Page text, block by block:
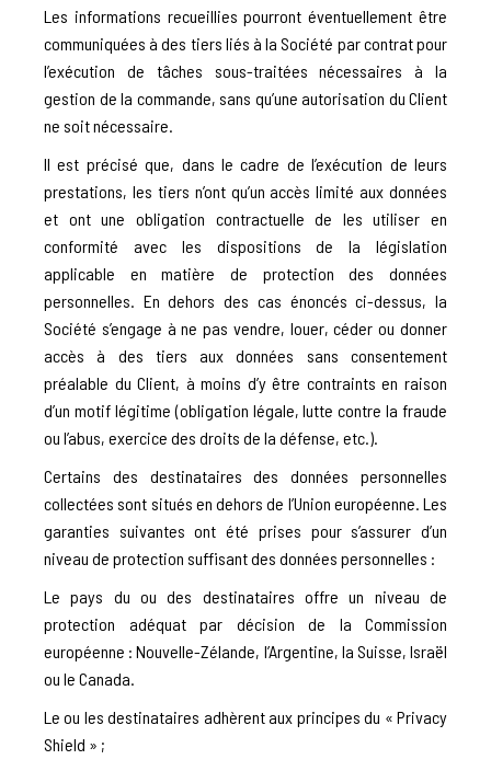
Les informations recueillies pourront éventuellement être
communiquées à des tiers liés à la Société par contrat pour
l’exécution de tâches sous-traitées nécessaires à la
gestion de la commande, sans qu’une autorisation du Client
ne soit nécessaire.
Il est précisé que, dans le cadre de l’exécution de leurs
prestations, les tiers n’ont qu’un accès limité aux données
et ont une obligation contractuelle de les utiliser en
conformité avec les dispositions de la législation
applicable en matière de protection des données
personnelles. En dehors des cas énoncés ci-dessus, la
Société s’engage à ne pas vendre, louer, céder ou donner
accès à des tiers aux données sans consentement
préalable du Client, à moins d’y être contraints en raison
d’un motif légitime (obligation légale, lutte contre la fraude
ou l’abus, exercice des droits de la défense, etc.).
Certains des destinataires des données personnelles
collectées sont situés en dehors de l’Union européenne. Les
garanties suivantes ont été prises pour s’assurer d’un
niveau de protection suffisant des données personnelles :
Le pays du ou des destinataires offre un niveau de
protection adéquat par décision de la Commission
européenne : Nouvelle-Zélande, l’Argentine, la Suisse, Israël
ou le Canada.
Le ou les destinataires adhèrent aux principes du « Privacy
Shield » ;